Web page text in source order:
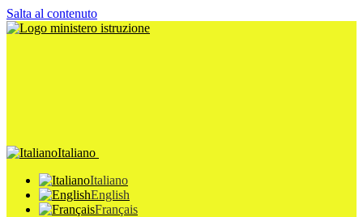
Salta al contenuto
Italiano
Italiano
English
Français